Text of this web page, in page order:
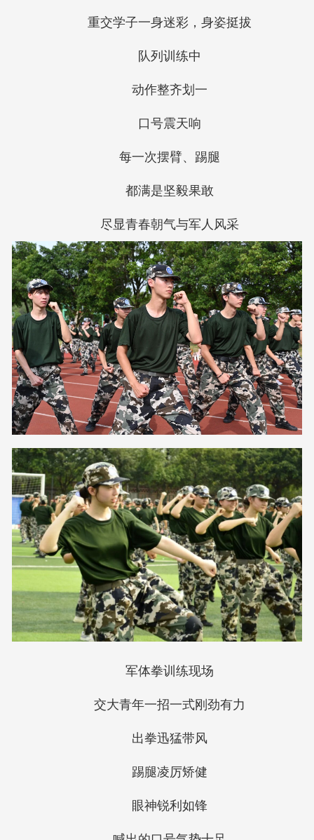
重交学子一身迷彩，身姿挺拔
队列训练中
动作整齐划一
口号震天响
每一次摆臂、踢腿
都满是坚毅果敢
尽显青春朝气与军人风采
军体拳训练现场
交大青年一招一式刚劲有力
出拳迅猛带风
踢腿凌厉矫健
眼神锐利如锋